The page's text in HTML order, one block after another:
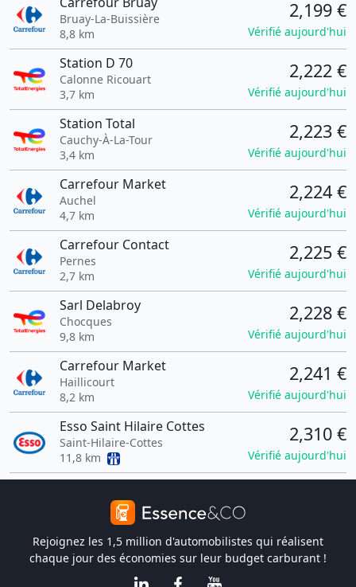
Bruay-La-Buissière
8,8 km
2,199 €
Vérifié aujourd'hui
Station D 70
Calonne Ricouart
3,7 km
2,222 €
Vérifié aujourd'hui
Station Total
Cauchy-À-La-Tour
3,4 km
2,223 €
Vérifié aujourd'hui
Carrefour Market
Auchel
4,7 km
2,224 €
Vérifié aujourd'hui
Carrefour Contact
Pernes
2,7 km
2,225 €
Vérifié aujourd'hui
Sarl Delabroy
Chocques
9,8 km
2,228 €
Vérifié aujourd'hui
Carrefour Market
Haillicourt
8,2 km
2,241 €
Vérifié aujourd'hui
Esso Saint Hilaire Cottes
Saint-Hilaire-Cottes
11,8 km
2,310 €
Vérifié aujourd'hui
Rejoignez les 1,5 million d'automobilistes qui réalisent
chaque jour des économies sur leur budget carburant !